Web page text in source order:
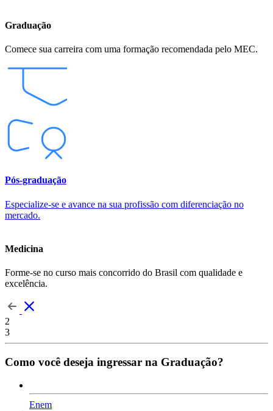
Graduação
Comece sua carreira com uma formação recomendada pelo MEC.
Pós-graduação
Especialize-se e avance na sua profissão com diferenciação no
mercado.
Medicina
Forme-se no curso mais concorrido do Brasil com qualidade e
excelência.
2
3
Como você deseja ingressar na Graduação?
Enem